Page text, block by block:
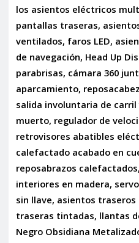
los asientos eléctricos
pantallas traseras,
ventilados, faros LED,
de navegación, Head Up
parabrisas, cámara 360
aparcamiento,
salida involuntaria de
muerto, regulador de
retrovisores abatibles
calefactado acabado en
reposabrazos
interiores en madera,
sin llave, asientos traseros
traseras tintadas, llantas
Negro Obsidiana